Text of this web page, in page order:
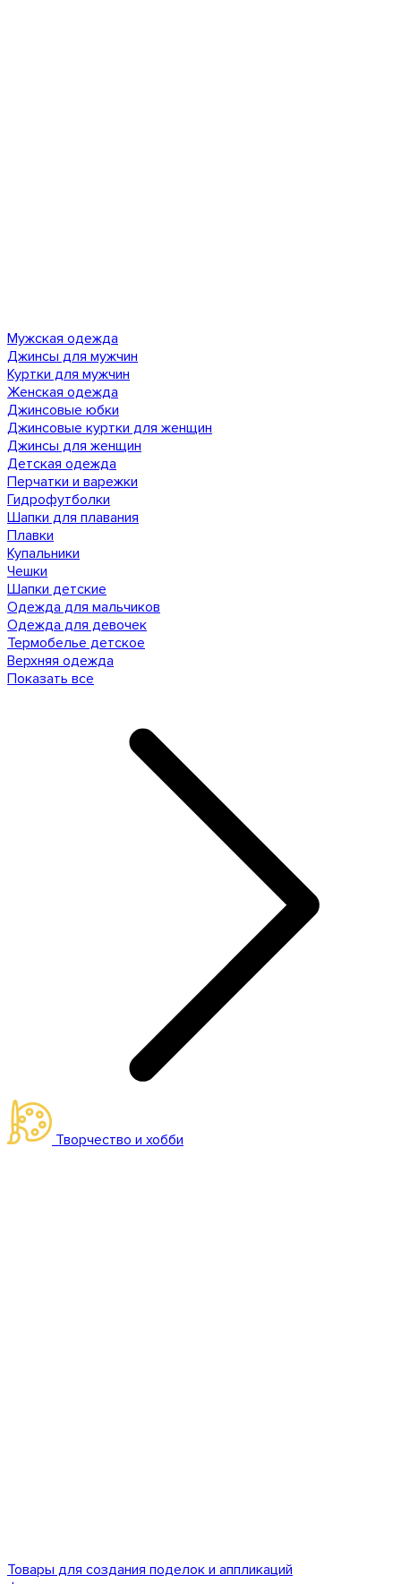
Мужская одежда
Джинсы для мужчин
Куртки для мужчин
Женская одежда
Джинсовые юбки
Джинсовые куртки для женщин
Джинсы для женщин
Детская одежда
Перчатки и варежки
Гидрофутболки
Шапки для плавания
Плавки
Купальники
Чешки
Шапки детские
Одежда для мальчиков
Одежда для девочек
Термобелье детское
Верхняя одежда
Показать все
Творчество и хобби
Товары для создания поделок и аппликаций